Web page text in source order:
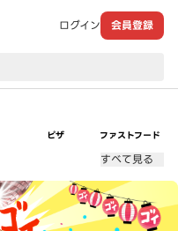
ログイン 会員登録
ピザ ファストフード
すべて見る